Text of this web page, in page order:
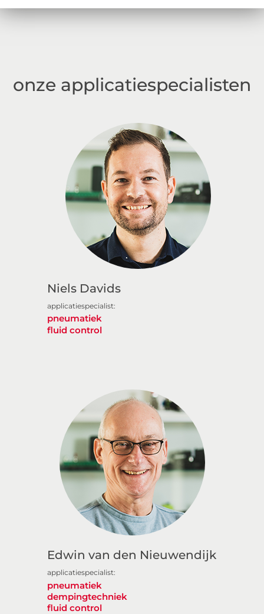
onze applicatiespecialisten
Niels Davids
applicatiespecialist:
pneumatiek
fluid control
Edwin van den Nieuwendijk
applicatiespecialist:
pneumatiek
dempingtechniek
fluid control